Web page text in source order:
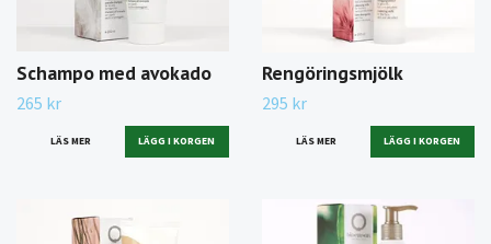
Schampo med avokado
265 kr
LÄS MER
Rengöringsmjölk
295 kr
LÄS MER